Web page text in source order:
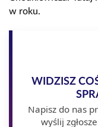
w roku.
WIDZISZ
Napisz do nas
wyślij